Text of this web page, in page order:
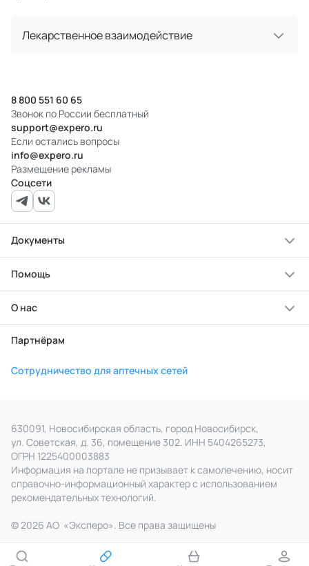
Лекарственное взаимодействие
8 800 551 60 65
Звонок по России бесплатный
support@expero.ru
Если остались вопросы
info@expero.ru
Размещение рекламы
Соцсети
Документы
Помощь
О нас
Партнёрам
Сотрудничество для аптечных сетей
630091, Новосибирская область, город Новосибирск,
ул. Советская, д. 36, помещение 302. ИНН 5404265273,
ОГРН 1225400003883
Информация на портале не призывает к самолечению, носит
справочно‑информационный характер с использованием
рекомендательных технологий.
© 2026 АО «Эксперо». Все права защищены